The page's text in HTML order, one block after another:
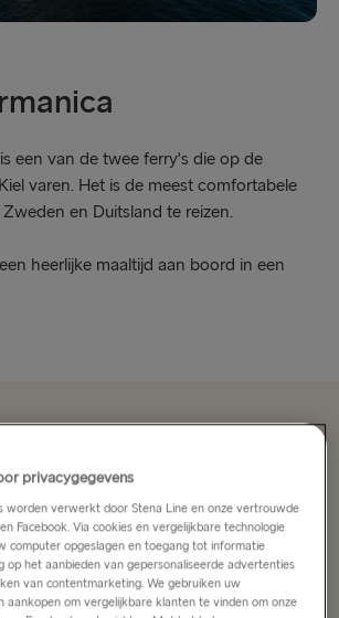
een van de twee ferry's die op de
varen. Het is de meest comfortabele
en Duitsland te reizen.
heerlijke maaltijd aan boord in een
privacygegevens
worden verwerkt door Stena Line en onze vertrouwde
Facebook. Via cookies en vergelijkbare technologie
computer opgeslagen en toegang tot informatie
op het aanbieden van gepersonaliseerde advertenties
van contentmarketing. We gebruiken uw
aankopen om vergelijkbare klanten te vinden om onze